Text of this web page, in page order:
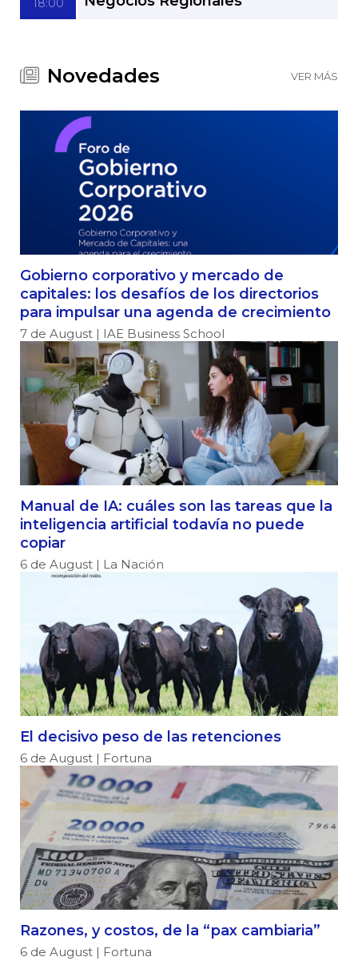
18:00
VER MÁS
Novedades
Gobierno corporativo y mercado de
capitales: los desafíos de los directorios
para impulsar una agenda de crecimiento
7 de August | IAE Business School
Manual de IA: cuáles son las tareas que la
inteligencia artificial todavía no puede
copiar
6 de August | La Nación
El decisivo peso de las retenciones
6 de August | Fortuna
Razones, y costos, de la “pax cambiaria”
6 de August | Fortuna